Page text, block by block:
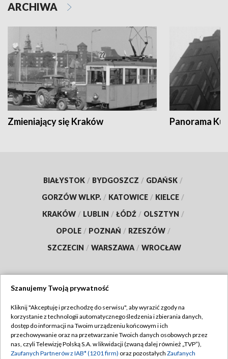
ARCHIWA
Zmieniający się Kraków Panorama
BIAŁYSTOK / BYDGOSZCZ / GDAŃSK /
GORZÓW WLKP. / KATOWICE / KIELCE /
KRAKÓW / LUBLIN / ŁÓDŹ / OLSZTYN /
OPOLE / POZNAŃ / RZESZÓW /
SZCZECIN / WARSZAWA / WROCŁAW
TVP
Abonament TVP
Emisja w TVP
Regulamin TVP
Polityka prywatności
Szanujemy Twoją prywatność
Kliknij "Akceptuję i przechodzę do serwisu", aby wyrazić zgody na
korzystanie z technologii automatycznego śledzenia i zbierania danych,
dostęp do informacji na Twoim urządzeniu końcowym i ich
przechowywanie oraz na przetwarzanie Twoich danych osobowych przez
nas, czyli Telewizję Polską S.A. w likwidacji (zwaną dalej również „TVP”),
Zaufanych Partnerów z IAB* (1201 firm) oraz pozostałych Zaufanych